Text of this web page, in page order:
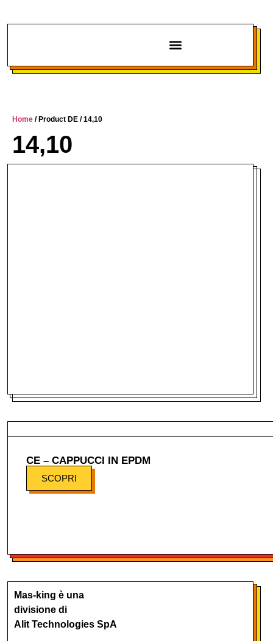
Home / Product DE / 14,10
14,10
CE – CAPPUCCI IN EPDM
SCOPRI
Mas-king è una
divisione di
Alit Technologies SpA